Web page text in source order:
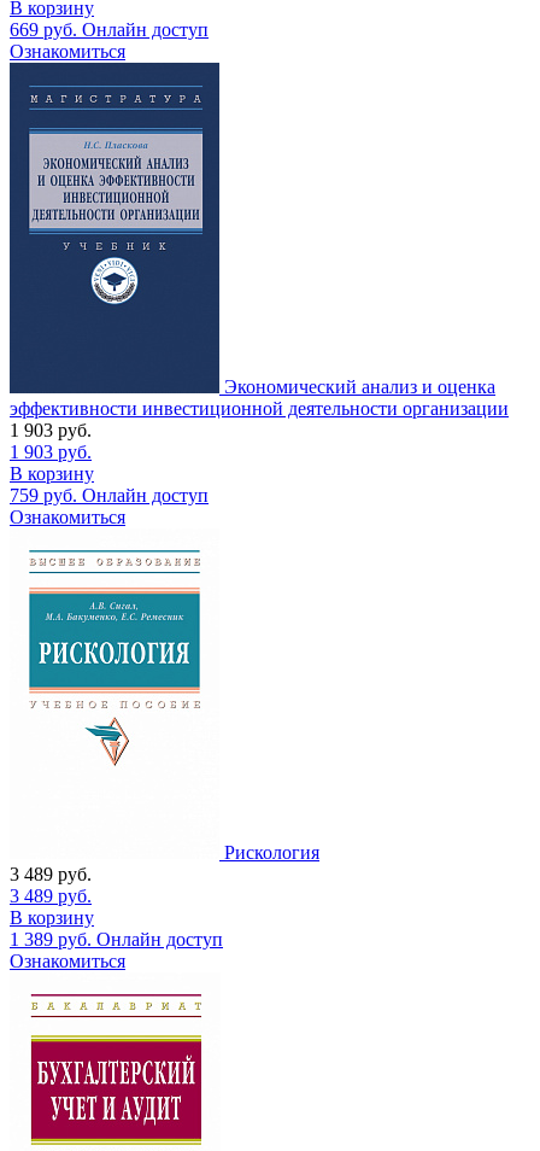
В корзину
669 руб. Онлайн доступ
Ознакомиться
Экономический анализ и оценка
эффективности инвестиционной деятельности организации
1 903 руб.
1 903 руб.
В корзину
759 руб. Онлайн доступ
Ознакомиться
Рискология
3 489 руб.
3 489 руб.
В корзину
1 389 руб. Онлайн доступ
Ознакомиться